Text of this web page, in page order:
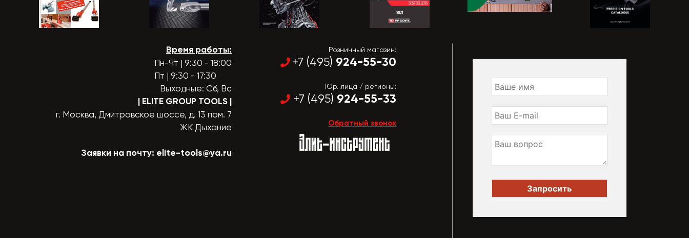
Время работы:
Пн-Чт | 9:30 - 18:00
Пт | 9:30 - 17:30
Выходные: Сб, Вс
| ELITE GROUP TOOLS |
г. Москва, Дмитровское шоссе, д. 13 пом. 7
ЖК Дыхание
Заявки на почту: elite-tools@ya.ru
Розничный магазин:
+7 (495) 924-55-30
Юр. лица / регионы:
+7 (495) 924-55-33
Обратный звонок